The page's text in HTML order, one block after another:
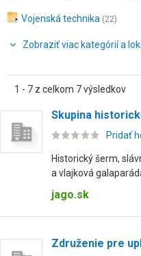
Vojenská technika (22)
Zobraziť viac kategórií a
1 - 7 z celkom 7 výsledkov
Skupina
Pridať
Historický šerm,
a vlajková
jago.sk
Združenie pre